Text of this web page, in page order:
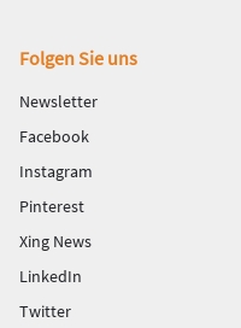
Fußbereich
Folgen Sie uns
Newsletter
Facebook
Instagram
Pinterest
Xing News
LinkedIn
Twitter